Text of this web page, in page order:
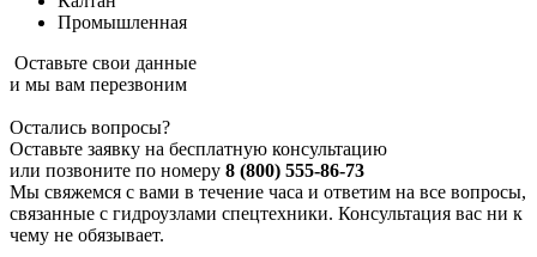
Промышленная
Оставьте свои данные
и мы вам перезвоним
Остались вопросы?
Оставьте заявку на бесплатную консультацию
или позвоните по номеру 8 (800) 555-86-73
Мы свяжемся с вами в течение часа и ответим на все вопросы,
связанные с гидроузлами спецтехники. Консультация вас ни к
чему не обязывает.